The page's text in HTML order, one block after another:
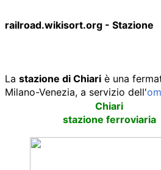
railroad.wikisort.org - Stazione
La stazione di Chiari è una
Milano-Venezia, a servizio dell'
Chiari
stazione ferroviaria